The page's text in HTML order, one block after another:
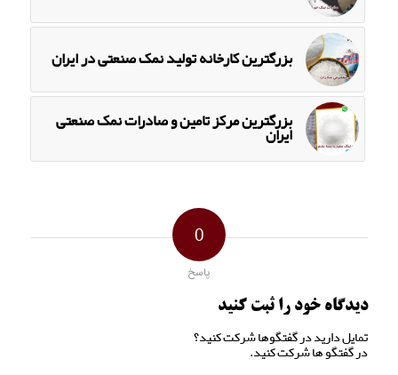
بزرگترین کارخانه تولید نمک صنعتی در ایران
بزرگترین مرکز تامین و صادرات نمک صنعتی
ایران
0
پاسخ
دیدگاه خود را ثبت کنید
تمایل دارید در گفتگوها شرکت کنید؟
در گفتگو ها شرکت کنید.